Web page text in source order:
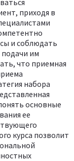
приходя в
и соблюдать
подачи им
что приемная
набора
основные
ее
курса позволит